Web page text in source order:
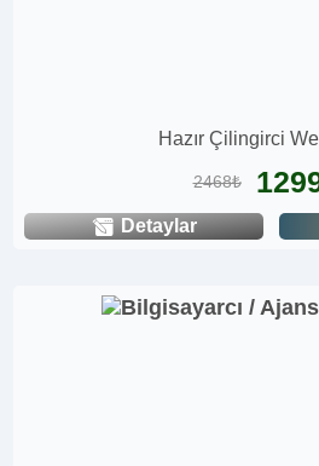
Hazır Çilingirci
2468₺
Detaylar